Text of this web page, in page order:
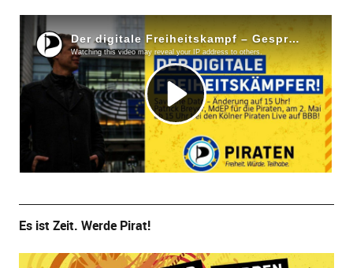
Es ist Zeit. Werde Pirat!